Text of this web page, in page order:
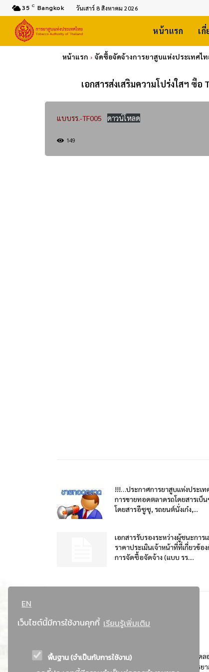
EN
เว็บไซต์นี้มีการใช้งานคุกกี้ เรียนรู้เพิ่มเติม
พื้นฐาน (จำเป็นกับการใช้งาน)
35 C Bangkok วันเสาร์ 8 สิงหาคม 2026
หน้าแรก เ
หน้าแรก จัดซื้อจัดจ้างการยาสูบแห่งประเทศไ
เอกสารส่งเสริมความโปร่งใสฯ ซื้
แบบรร.-TF005 ดาวน์โหลด
149
!!!…ประกาศการยาสูบแห่งประเท
การขายทอดตลาดรถโดยสารเบ็
โดยสารอีซูซุ, รถยนต์นั่งเก๋ง,...
เอกสารรับรองระหว่างผู้ชนะการ
ราคาประเมินเจ้าหน้าที่ที่เกี่ยวข้อ
การจัดซื้อจัดจ้าง (แบบ รร....
ที่อยู่ : 184 ถนนพระรามที่ 4 แขวงคลองเตย เขตคล
กรุงเทพมหานคร 10110 ติดต่อประชาสัมพันธ์ การย